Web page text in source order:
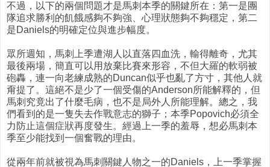
不過，以下的兩個問題才是馬刺本季的關鍵所在：第一是團
隊追求勝利的飢餓感夠不夠強、心理狀態夠不夠穩定，第二
是Daniels的明確定位與進步幅度。
眾所週知，馬刺上季遭湖人以直落四血洗，輸得離奇，尤其
最後兩場，簡直可以用放棄比賽來形容，不但大羅的軟弱被
砲轟，連一向老練成熟的Duncan似乎也亂了方寸，其他人就
甭提了。這絕不是少了一個受傷的Anderson所能解釋的，但
馬刺究竟出了什麼毛病，也不是局外人所能理解。總之，我
們看到的是一隻失去作戰意志的獅子；本季Popovich必須全
力防止這個症狀再度發生。經過上一季的羞辱，想必馬刺本
季至少能找到一個奮戰的理由。
從兩年前就被視為馬刺關鍵人物之一的Daniels，上一季掌握